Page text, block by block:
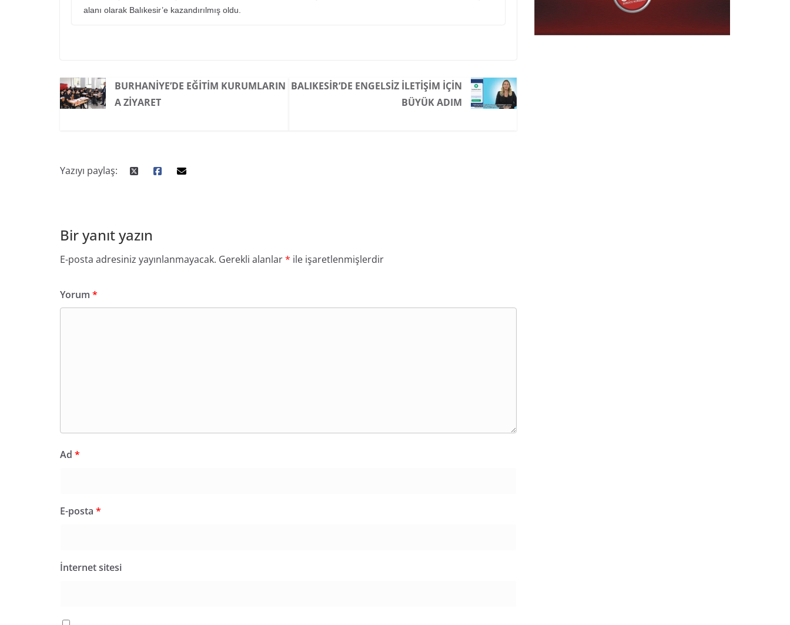
alanı olarak Balıkesir’e kazandırılmış oldu.
BURHANIYE’DE EĞITIM KURUMLARIN
A ZIYARET
BALIKESIR’DE ENGELSIZ İLETIŞIM İÇIN
BÜYÜK ADIM
Yazıyı paylaş:
Bir yanıt yazın
E-posta adresiniz yayınlanmayacak. Gerekli alanlar* ile işaretlenmişlerdir
Yorum *
Ad *
E-posta *
İnternet sitesi